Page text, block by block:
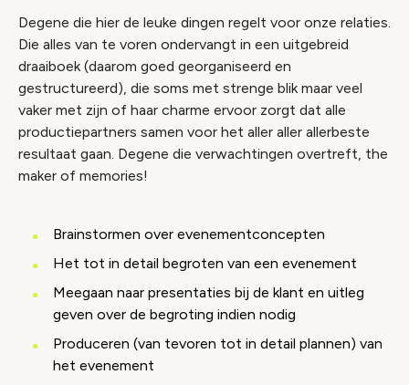
Degene die hier de leuke dingen regelt voor onze relaties.
Die alles van te voren ondervangt in een uitgebreid
draaiboek (daarom goed georganiseerd en
gestructureerd), die soms met strenge blik maar veel
vaker met zijn of haar charme ervoor zorgt dat alle
productiepartners samen voor het aller aller allerbeste
resultaat gaan. Degene die verwachtingen overtreft, the
maker of memories!
Brainstormen over evenementconcepten
Het tot in detail begroten van een evenement
Meegaan naar presentaties bij de klant en uitleg
geven over de begroting indien nodig
Produceren (van tevoren tot in detail plannen) van
het evenement